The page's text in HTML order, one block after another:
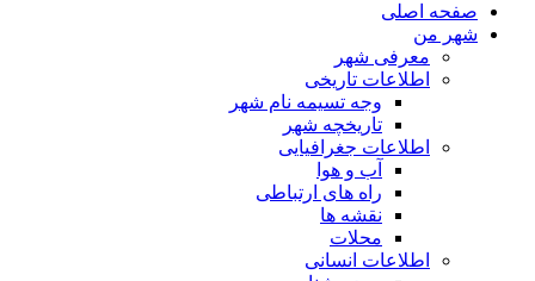
صفحه اصلی
شهر من
معرفی شهر
اطلاعات تاریخی
وجه تسیمه نام شهر
تاریخچه شهر
اطلاعات جغرافیایی
آب و هوا
راه های ارتباطی
نقشه ها
محلات
اطلاعات انسانی